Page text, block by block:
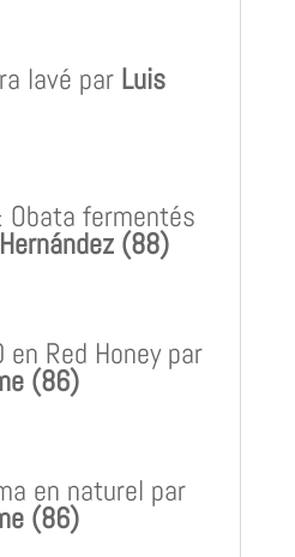
lavé par Luis
Obata fermentés
(88)
en Red Honey par
(86)
en naturel par
(86)